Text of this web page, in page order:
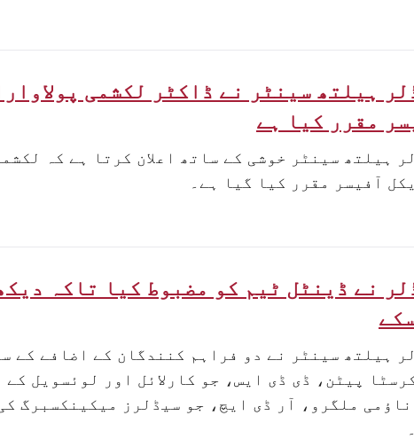
ہیلتھ سینٹر نے ڈاکٹر لکشمی
مقرر کیا ہے
ہیلتھ سینٹر خوشی کے ساتھ اعلان کرتا ہے کہ
آفیسر مقرر کیا گیا ہے۔
نے ڈینٹل ٹیم کو مضبوط کیا تاکہ
ہیلتھ سینٹر نے دو فراہم کنندگان کے اضافے کے
پیٹن، ڈی ڈی ایس، جو کارلائل اور لوئسویل
ناؤمی ملگرو، آر ڈی ایچ، جو سیڈلرز میکینکسبرگ